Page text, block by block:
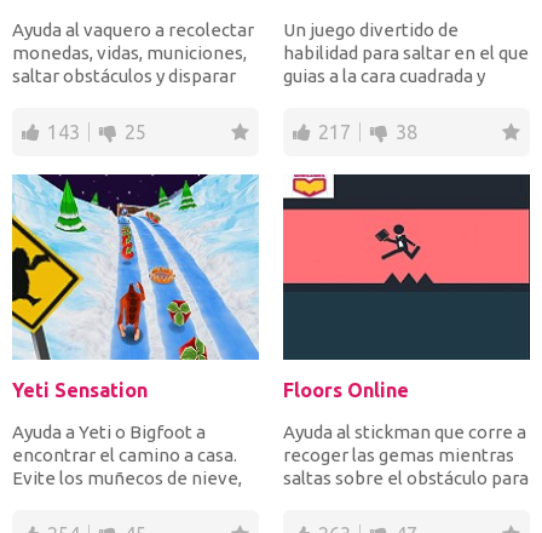
Ayuda al vaquero a recolectar
monedas, vidas, municiones,
saltar obstáculos y disparar
143 25
Un juego divertido de
habilidad para saltar en el que
guias a la cara cuadrada y
217 38
Yeti Sensation
Ayuda a Yeti o Bigfoot a
encontrar el camino a casa.
Evite los muñecos de nieve,
Floors Online
Ayuda al stickman que corre a
recoger las gemas mientras
saltas sobre el obstáculo para